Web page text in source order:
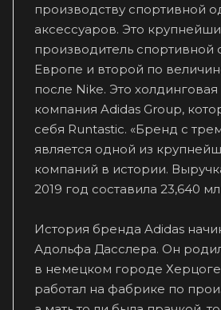
производству спортивной
аксессуаров. Это
производитель
Европе и второй по
после Nike. Это холдинговая
компания Adidas Group,
себя Runtastic. «Бренд с
является одной из
компаний в истории.
2019 год составила 23,640
История бренда Adidas
Адольфа Дасслера. Он
в немецком городе
работал на фабрике по